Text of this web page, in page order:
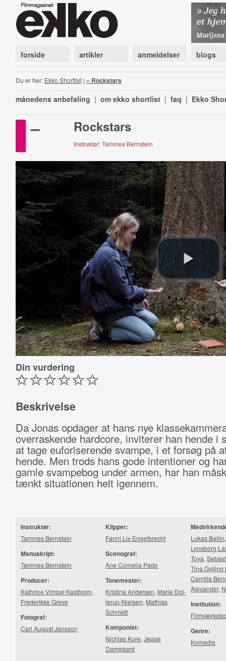
forside artikler anmeldelser blogs
Du er her: Ekko Shortlist| – Rockstars
månedens anbefaling | om ekko shortlist | faq | Ekko
– Rockstars
Instruktør: Tammes Bernstein
Din vurdering
Beskrivelse
Da Jonas opdager at hans nye
overraskende hardcore, inviterer han hende i
at tage euforiserende svampe, i et forsøg på
hende. Men trods hans gode intentioner og
gamle svampebog under armen, har han
tænkt situationen helt igennem.
Instruktør:
Tammes Bernstein
Manuskript:
Tammes Bernstein
Producer:
Kathrine Vimpel Kastholm,
Frederikke Greve
Fotograf:
Carl August Jansson
Klipper:
Fanni Liv Engelbrecht
Scenograf:
Ane Cornelia Pade
Tonemester:
Kristina Andersen, Marie Dol­
lerup-​Ni­el­sen, Mathias
Schmidt
Komponist:
Nichlas Kure,Jeppe
Damgaard
Lukas Ballin
Lyneborg
Toya,
Tina Gylling
Camilla
Alexander,
Institution:
Genre:
Komedie